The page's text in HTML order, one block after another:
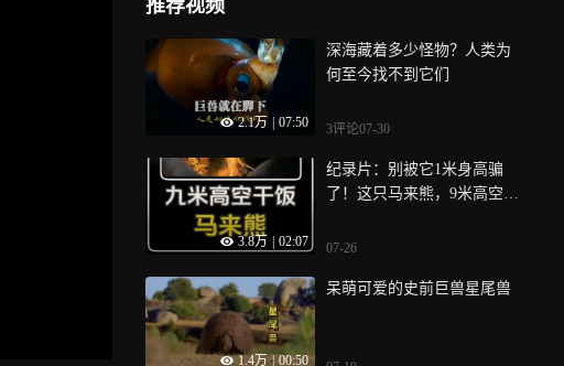
推荐视频
2.1万 07:50
深海藏着多少怪物？人类为
何至今找不到它们
3评论07-30
3.8万 02:07
纪录片：别被它1米身高骗
了！这只马来熊，9米高空掏
07-26
1.4万 | 00:50
呆萌可爱的史前巨兽星尾兽